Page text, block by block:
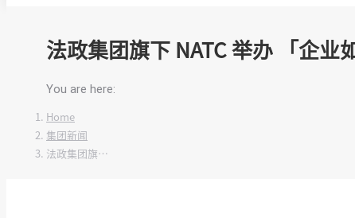
法政集团旗下 NATC 举办 「企业
You are here:
Home
集团新闻
法政集团旗…